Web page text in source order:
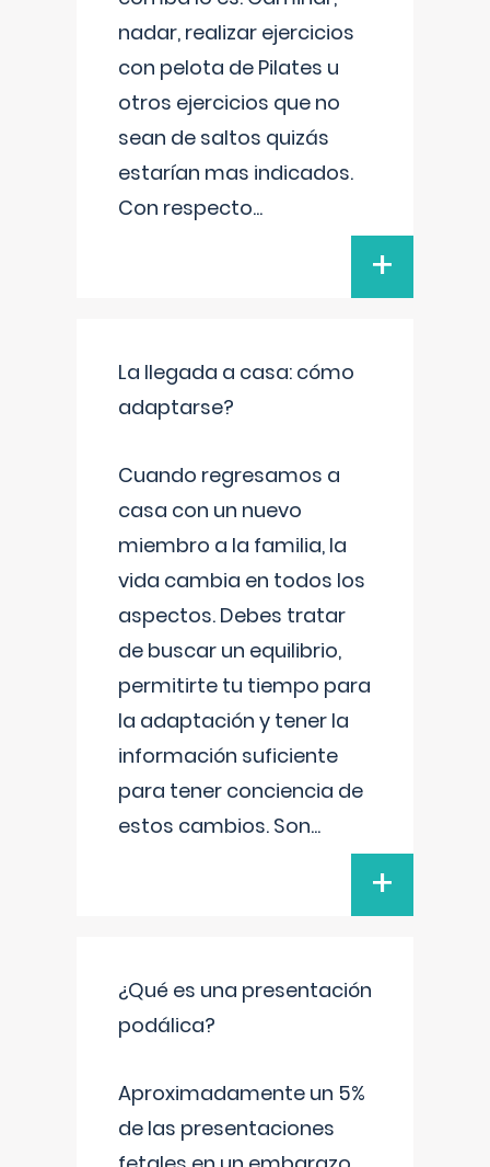
nadar, realizar ejercicios
con pelota de Pilates u
otros ejercicios que no
sean de saltos quizás
estarían mas indicados.
Con respecto...
+
La llegada a casa: cómo
adaptarse?
Cuando regresamos a
casa con un nuevo
miembro a la familia, la
vida cambia en todos los
aspectos. Debes tratar
de buscar un equilibrio,
permitirte tu tiempo para
la adaptación y tener la
información suficiente
para tener conciencia de
estos cambios. Son...
+
¿Qué es una presentación
podálica?
Aproximadamente un 5%
de las presentaciones